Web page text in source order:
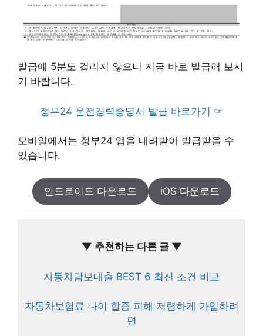
발급에 5분도 걸리지 않으니 지금 바로 발급해 보시
기 바랍니다.
정부24 운전경력증명서 발급 바로가기 ☞
모바일에서는 정부24 앱을 내려받아 발급받을 수
있습니다.
안드로이드 다운로드 iOS 다운로드
▼ 추천하는 다른 글 ▼
자동차담보대출 BEST 6 최신 조건 비교
자동차보험료 나이 할증 피해 저렴하게 가입하려
면